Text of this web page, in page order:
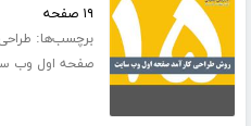
۱۹ صفحه
برچسب‌ها:
صفحه اول وب